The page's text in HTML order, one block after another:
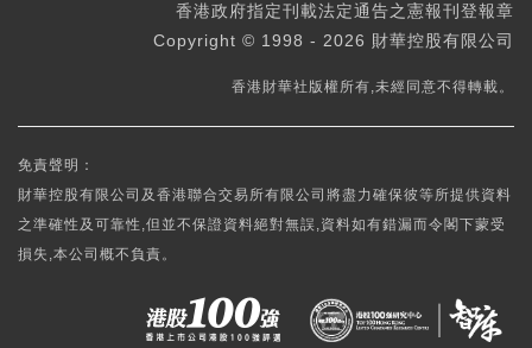
香港政府指定刊載法定通告之憲報刊登報章
Copyright © 1998 - 2026 財華控股有限公司
香港財華社版權所有,未經同意不得轉載。
免責聲明：
財華控股有限公司及香港聯合交易所有限公司將盡力確保彼等所提供資料
之準確性及可靠性,但並不保證資料絕對無誤,資料如有錯漏而令閣下蒙受
損失,本公司概不負責。